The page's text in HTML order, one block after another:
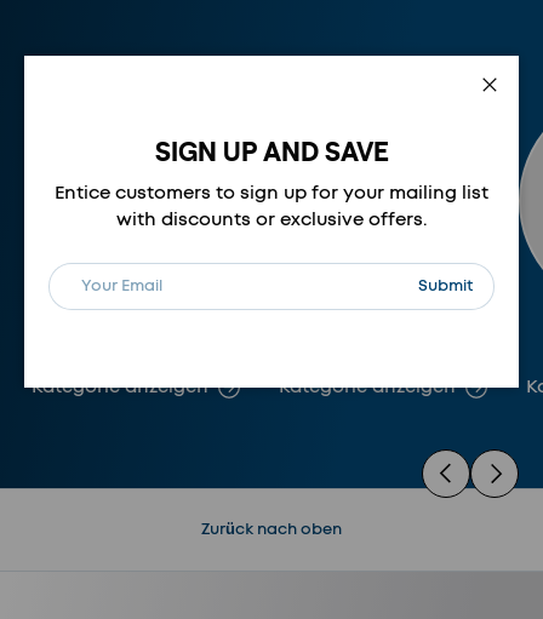
Kategorie anzeigen Kategorie anzeigen
Nächste
Vorherige
SIGN UP AND SAVE
Entice customers to sign up for your mailing list
with discounts or exclusive offers.
E-Mail
Abonnieren
Submit
Zurück nach oben